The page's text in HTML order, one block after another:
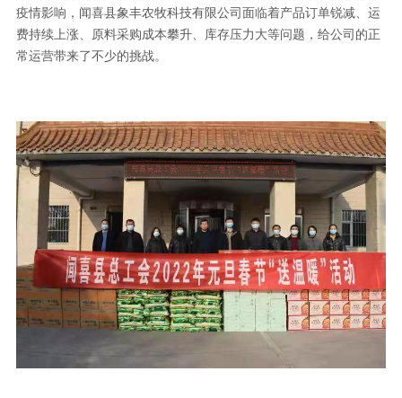
疫情影响，闻喜县象丰农牧科技有限公司面临着产品订单锐减、运
费持续上涨、原料采购成本攀升、库存压力大等问题，给公司的正
常运营带来了不少的挑战。